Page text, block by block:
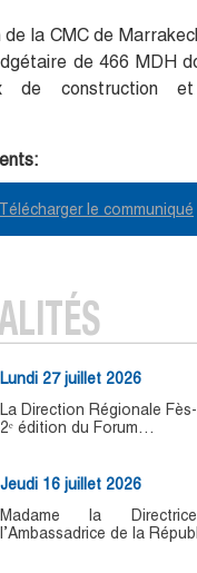
la CMC de
de 466 MDH
de construction
Télécharger le communiqué
Lundi 27 juillet 2026
La Direction Régionale
2ᵉ édition du Forum…
Jeudi 16 juillet 2026
Madame la
l’Ambassadrice de la